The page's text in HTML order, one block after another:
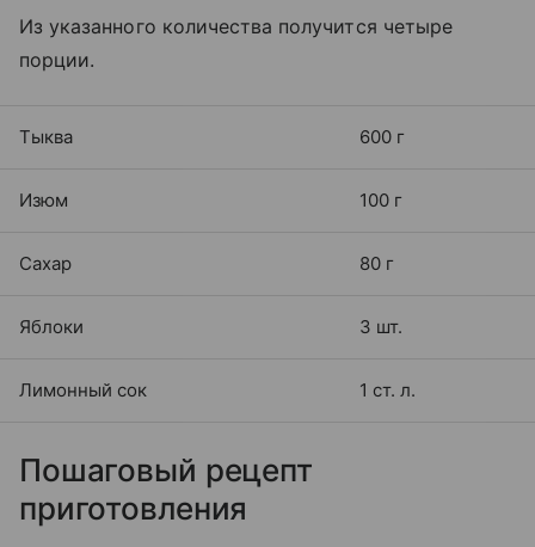
Из указанного количества получится четыре
порции.
Тыква 600 г
Изюм 100 г
Сахар 80 г
Яблоки 3 шт.
Лимонный сок 1 ст. л.
Пошаговый рецепт
приготовления